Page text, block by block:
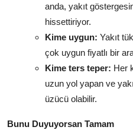
anda, yakıt
hissettiriyor.
Kime uygun: Yakıt
çok uygun fiyatlı bir
Kime ters teper: Her
uzun yol yapan ve
üzücü olabilir.
Bunu Duyuyorsan Tamam